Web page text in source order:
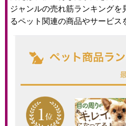
ジャンルの売れ筋ランキングを
るペット関連の商品やサービス